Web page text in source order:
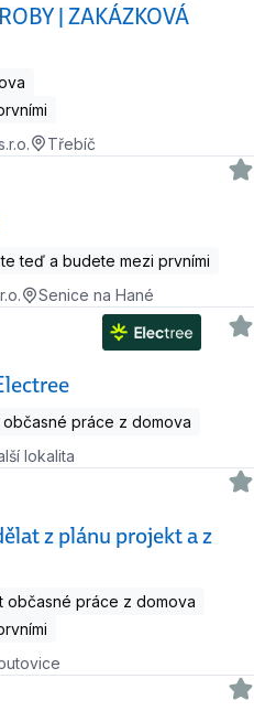
| ZAKÁZKOVÁ
Třebíč
teď a budete mezi prvními
Senice na Hané
práce z domova
lokalita
z plánu projekt a z
občasné práce z domova